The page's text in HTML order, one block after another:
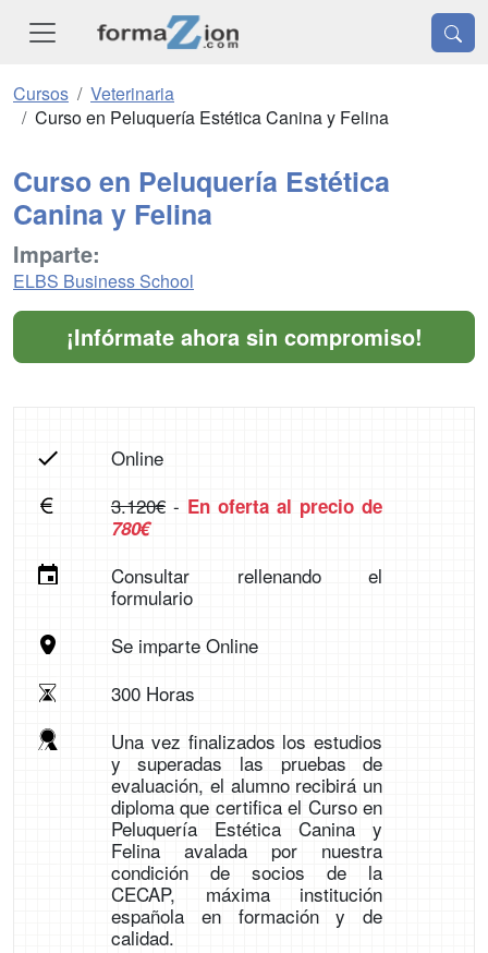
Cursos
Veterinaria
Curso en Peluquería Estética Canina y Felina
Curso en Peluquería Estética
Canina y Felina
Imparte:
ELBS Business School
¡Infórmate ahora sin compromiso!
Online
3.120€- En oferta al precio de
780€
Consultar rellenando el
formulario
Se imparte Online
300 Horas
Una vez finalizados los estudios
y superadas las pruebas de
evaluación, el alumno recibirá un
diploma que certifica el Curso en
Peluquería Estética Canina y
Felina avalada por nuestra
condición de socios de la
CECAP, máxima institución
española en formación y de
calidad.